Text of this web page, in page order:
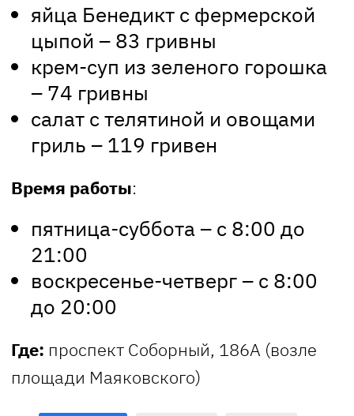
яйца Бенедикт с фермерской
цыпой – 83 гривны
крем-суп из зеленого горошка
– 74 гривны
салат с телятиной и овощами
гриль – 119 гривен
Время работы:
пятница-суббота – с 8:00 до
21:00
воскресенье-четверг – с 8:00
до 20:00
Где: проспект Соборный, 186А (возле
площади Маяковского)